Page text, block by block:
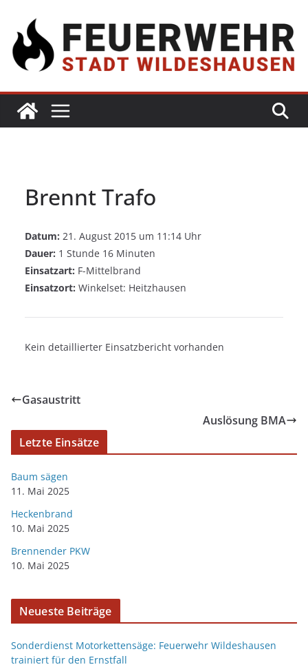
Brennt Trafo
Datum: 21. August 2015 um 11:14 Uhr
Dauer: 1 Stunde 16 Minuten
Einsatzart: F-Mittelbrand
Einsatzort: Winkelset: Heitzhausen
Kein detaillierter Einsatzbericht vorhanden
Gasaustritt
Auslösung BMA
Letzte Einsätze
Baum sägen
11. Mai 2025
Heckenbrand
10. Mai 2025
Brennender PKW
10. Mai 2025
Neueste Beiträge
Sonderdienst Motorkettensäge: Feuerwehr Wildeshausen
trainiert für den Ernstfall